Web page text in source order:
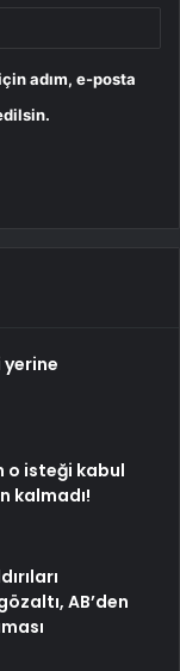
adım, e-posta
yerine
o isteği kabul
kalmadı!
AB’den